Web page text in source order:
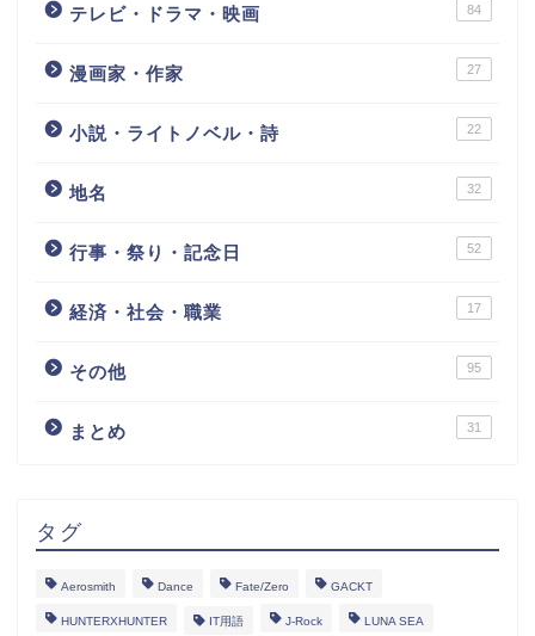
テレビ・ドラマ・映画 84
漫画家・作家 27
小説・ライトノベル・詩 22
地名 32
行事・祭り・記念日 52
経済・社会・職業 17
その他 95
まとめ 31
タグ
Aerosmith Dance Fate/Zero GACKT
HUNTERXHUNTER IT用語 J-Rock LUNA SEA